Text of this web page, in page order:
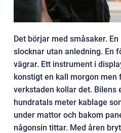
Det börjar med småsaker.
slocknar utan anledning. En
vägrar. Ett instrument i
konstigt en kall morgon
verkstaden kollar det. Bilens
hundratals meter kablage
under mattor och bakom
någonsin tittar. Med åren